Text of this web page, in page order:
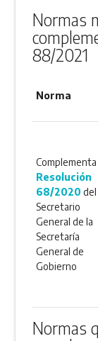
Normas
88/2021
Norma
Complementa
Resolución
68/2020 del
Secretario
General de la
Secretaría
General de
Gobierno
Normas